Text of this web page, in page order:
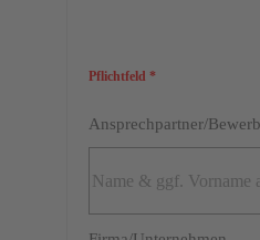
Pflichtfeld *
Ansprechpartner/